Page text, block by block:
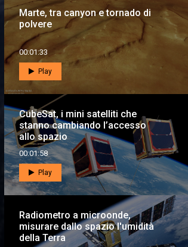
Marte, tra canyon e tornado di
polvere
00:01:33
Play
CubeSat, i mini satelliti che
stanno cambiando l’accesso
allo spazio
00:01:58
Play
Radiometro a microonde,
misurare dallo spazio l'umidità
della Terra